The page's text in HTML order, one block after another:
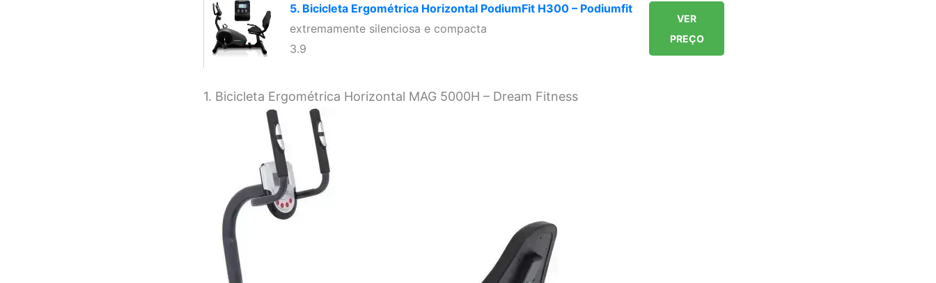
5. Bicicleta Ergométrica Horizontal PodiumFit H300 – Podiumfit
extremamente silenciosa e compacta
3.9
VER
PREÇO
1. Bicicleta Ergométrica Horizontal MAG 5000H – Dream Fitness